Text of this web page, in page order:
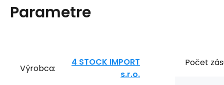
Parametre
Výrobca:
4 STOCK IMPORT
s.r.o.
Počet